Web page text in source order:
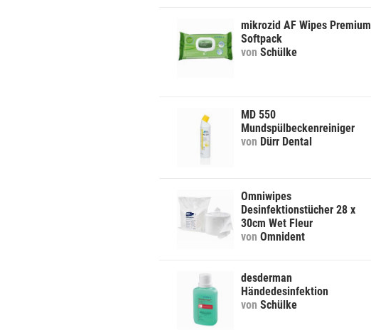
mikrozid AF Wipes Premium
Softpack
von Schülke
MD 550
Mundspülbeckenreiniger
von Dürr Dental
Omniwipes
Desinfektionstücher 28 x
30cm Wet Fleur
von Omnident
desderman
Händedesinfektion
von Schülke